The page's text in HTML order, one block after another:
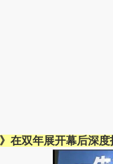
在双年展开幕后深度